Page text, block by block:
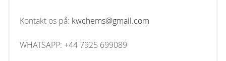
Kontakt os på: kwchems@gmail.com
WHATSAPP: +44 7925 699089